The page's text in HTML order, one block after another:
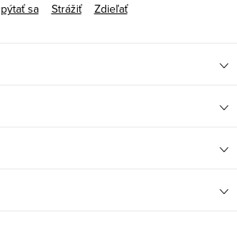
sa
Strážiť Zdieľať